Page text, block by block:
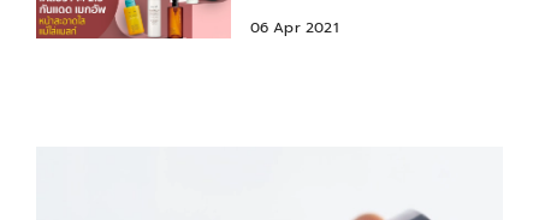
06 Apr 2021